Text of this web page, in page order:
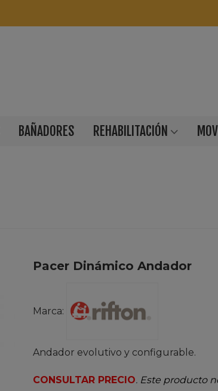
BAÑADORES REHABILITACIÓN
Pacer Dinámico Andador
Marca:
Andador evolutivo y configurable.
CONSULTAR PRECIO. Este producto